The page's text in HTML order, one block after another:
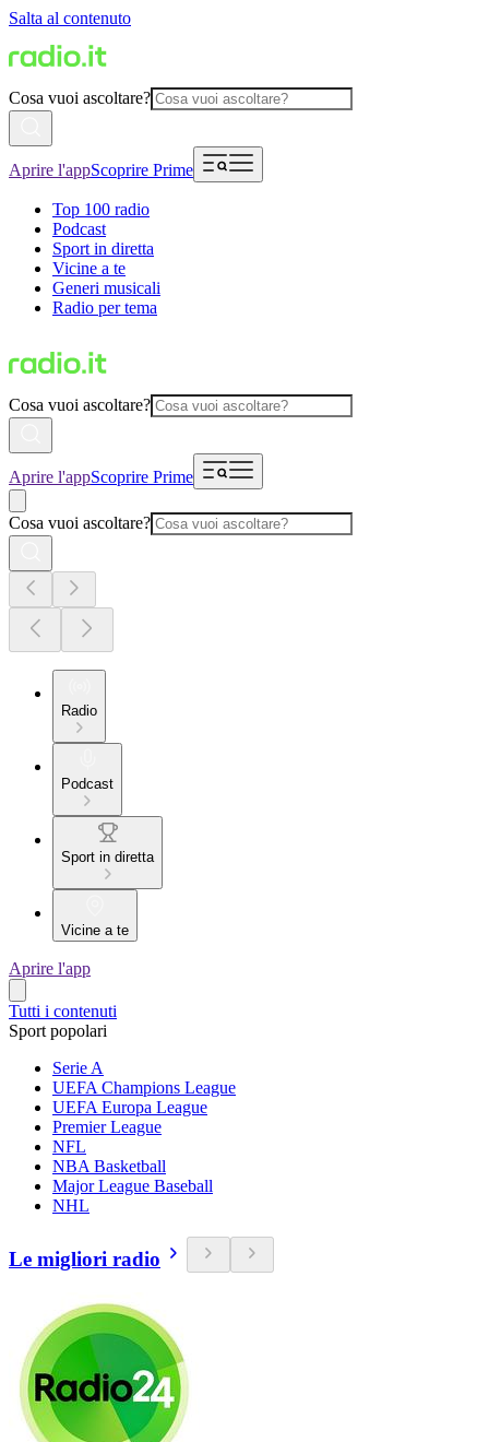
Salta al contenuto
Cosa vuoi ascoltare?
Aprire l'appScoprire Prime
Top 100 radio
Podcast
Sport in diretta
Vicine a te
Generi musicali
Radio per tema
Cosa vuoi ascoltare?
Aprire l'appScoprire Prime
Cosa vuoi ascoltare?
Radio
Podcast
Sport in diretta
Vicine a te
Aprire l'app
Tutti i contenuti
Sport popolari
Serie A
UEFA Champions League
UEFA Europa League
Premier League
NFL
NBA Basketball
Major League Baseball
NHL
Le migliori radio